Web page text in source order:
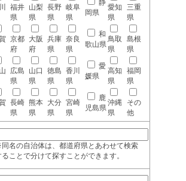
福井
県
山梨
県
長野
県
岐阜
県
静
岡県
愛知
県
三重
県
京都
府
大阪
府
兵庫
県
奈良
県
和
歌山県
鳥取
県
島根
県
広島
県
山口
県
徳島
県
香川
県
愛
媛県
高知
県
福岡
県
長崎
県
熊本
県
大分
県
宮崎
県
鹿
児島県
沖縄
県
その
他
名の自治体は、都道府県とあわせて検索
ることで分けて探すことができます。